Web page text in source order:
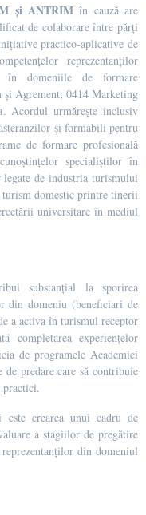
și ANTRIMîn cauză are
de colaborare între părți
practico-aplicative de
reprezentanților
în domeniile de formare
Agrement; 0414 Marketing
Acordul urmărește inclusiv
și formabili pentru
de formare profesională
specialiștilor în
de industria turismului
domestic printre tinerii
universitare în mediul
substanțial la sporirea
din domeniu (beneficiari de
a activa în turismul receptor
completarea experiențelor
de programele Academiei
predare care să contribuie
practici.
este crearea unui cadru de
a stagiilor de pregătire
din domeniul